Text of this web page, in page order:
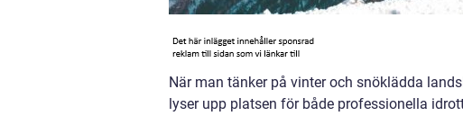
När man tänker på vinter och snöklädda
lyser upp platsen för både professionella